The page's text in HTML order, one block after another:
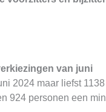
van juni
2024 maar liefst
924 personen een